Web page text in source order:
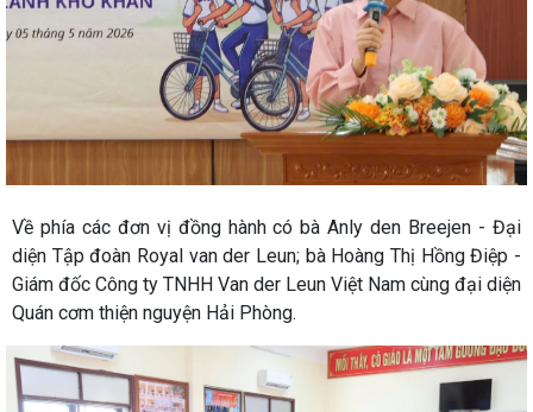
Về phía các đơn vị đồng hành có bà Anly den Breejen - Đại
diện Tập đoàn Royal van der Leun; bà Hoàng Thị Hồng Điệp -
Giám đốc Công ty TNHH Van der Leun Việt Nam cùng đại diện
Quán cơm thiện nguyện Hải Phòng.